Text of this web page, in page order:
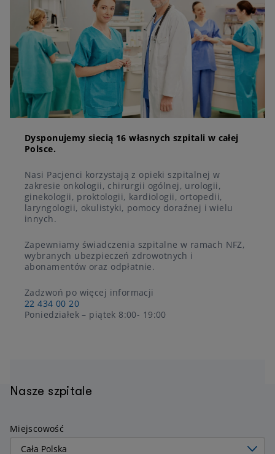
Dysponujemy siecią 16 własnych szpitali w całej
Polsce.
Nasi Pacjenci korzystają z opieki szpitalnej w
zakresie onkologii, chirurgii ogólnej, urologii,
ginekologii, proktologii, kardiologii, ortopedii,
laryngologii, okulistyki, pomocy doraźnej i wielu
innych.
Zapewniamy świadczenia szpitalne w ramach NFZ,
wybranych ubezpieczeń zdrowotnych i
abonamentów oraz odpłatnie.
Zadzwoń po więcej informacji
22 434 00 20
Poniedziałek – piątek 8:00- 19:00
Nasze szpitale
Miejscowość